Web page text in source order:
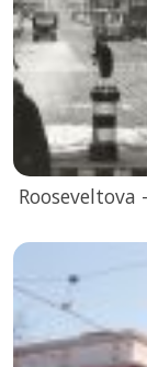
Rooseveltova